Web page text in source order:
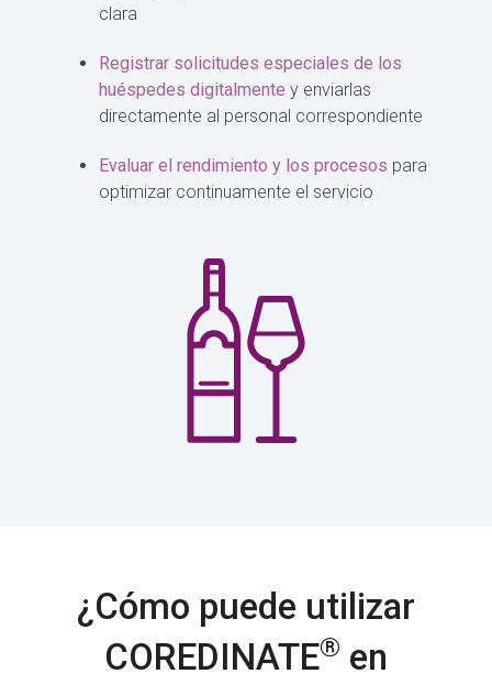
clara
Registrar solicitudes especiales de los
huéspedes digitalmente y enviarlas
directamente al personal correspondiente
Evaluar el rendimiento y los procesos para
optimizar continuamente el servicio
¿Cómo puede utilizar
COREDINATE® en